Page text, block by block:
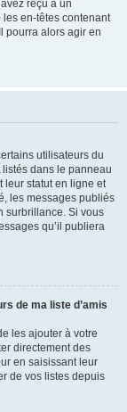
reçu à un
les en-têtes contenant
pourra alors agir en
utilisateurs du
listés dans le panneau
leur statut en ligne et
les messages publiés
surbrillance. Si vous
qu’il publiera
de ma liste d’amis
les ajouter à votre
directement des
en saisissant leur
de vos listes depuis